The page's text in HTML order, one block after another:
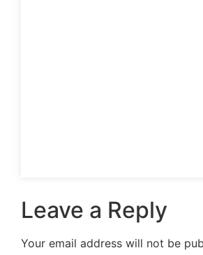
Leave a Reply
Your email address will not be